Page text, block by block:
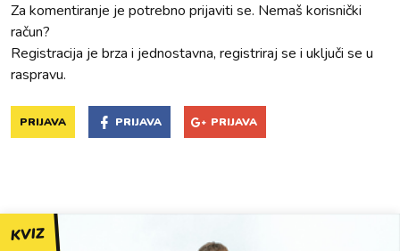
Za komentiranje je potrebno prijaviti se. Nemaš korisnički
račun?
Registracija je brza i jednostavna, registriraj se i uključi se u
raspravu.
PRIJAVA PRIJAVA PRIJAVA
KVIZ